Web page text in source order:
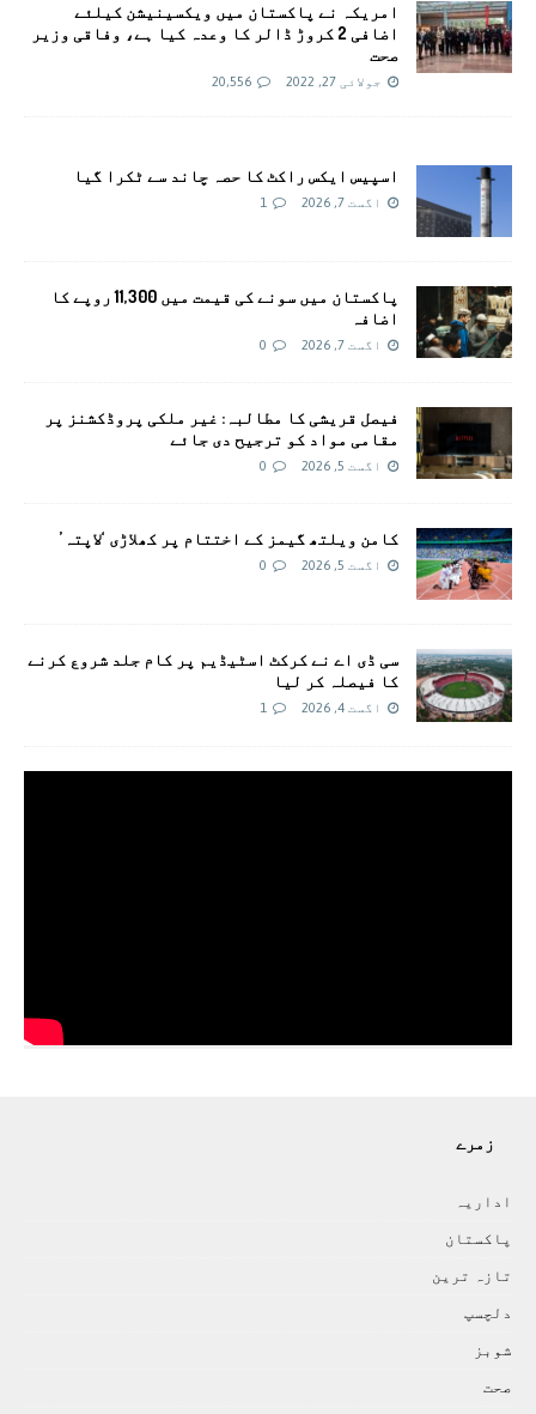
امريکہ نے پاکستان میں ویکسینیشن کیلئے
اضافی 2 کروڑ ڈالر کا وعدہ کیا ہے، وفاقی وزیر
صحت
جولائی 27, 2022 20,556
اسپیس ایکس راکٹ کا حصہ چاند سے ٹکرا گیا
اگست 7, 2026 1
پاکستان میں سونے کی قیمت میں 11,300 روپے کا
اضافہ
اگست 7, 2026 0
فیصل قریشی کا مطالبہ: غیر ملکی پروڈکشنز پر
مقامی مواد کو ترجیح دی جائے
اگست 5, 2026 0
کامن ویلتھ گیمز کے اختتام پر کھلاڑی ‘لاپتہ’
اگست 5, 2026 0
سی ڈی اے نے کرکٹ اسٹیڈیم پر کام جلد شروع کرنے
کا فیصلہ کر لیا
اگست 4, 2026 1
زمرے
اداريہ
پاکستان
تازہ ترين
دلچسپ
شوبز
صحت